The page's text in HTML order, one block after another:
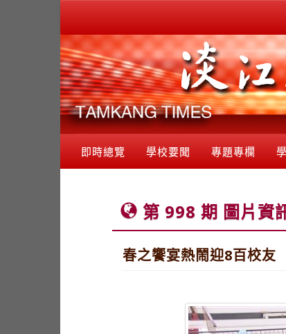
即時總覽 學校要聞 專題專欄
第 998 期 圖片資
春之饗宴熱鬧迎8百校友